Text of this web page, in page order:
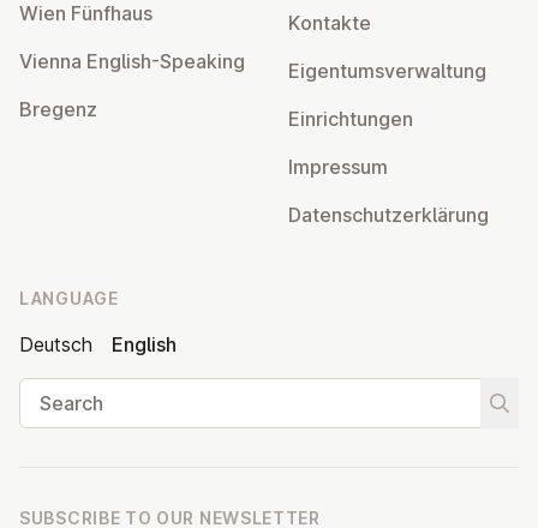
Wien Fünfhaus
Vienna English-Speaking
Bregenz
Kontakte
Ei­gentums­ver­wal­tung
Ein­rich­tun­gen
Impressum
Datens­chutzerklärung
LANGUAGE
Deutsch
English
Search
SUBSCRIBE TO OUR NEWSLETTER